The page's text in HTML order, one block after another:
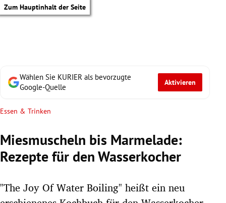
Zum Hauptinhalt der Seite
Wählen Sie KURIER als bevorzugte
Google-Quelle
Aktivieren
Essen & Trinken
Miesmuscheln bis Marmelade:
Rezepte für den Wasserkocher
"The Joy Of Water Boiling" heißt ein neu